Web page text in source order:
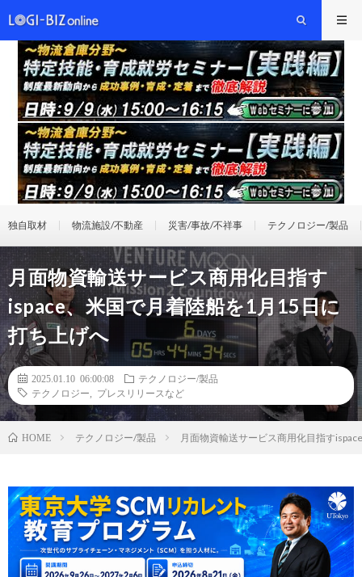
独自取材 物流施設/不動産 災害/事故/不祥事 テクノロジー/製品
月面物資輸送サービス商用化目指す
ispace、米国で月着陸船を1月15日に
打ち上げへ
2025.01.10 06:00:08
テクノロジー/製品
テクノロジー
プレスリリースなど
HOME テクノロジー/製品 月面物資輸送サービス商用化目指す